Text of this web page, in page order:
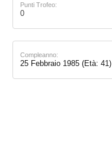
Punti Trofeo:
0
Compleanno:
25 Febbraio 1985 (Età: 41)